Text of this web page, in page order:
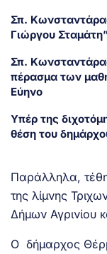
Σπ.
Γιώργου
Σπ.
πέρασμα των
Εύηνο
Υπέρ της
θέση του
Παράλληλα,
της λίμνης
Δήμων Αγρινίου
Ο δήμαρχος